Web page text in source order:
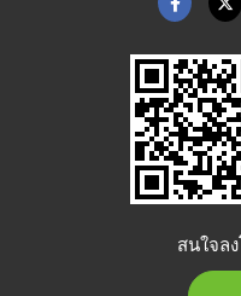
สนใจล